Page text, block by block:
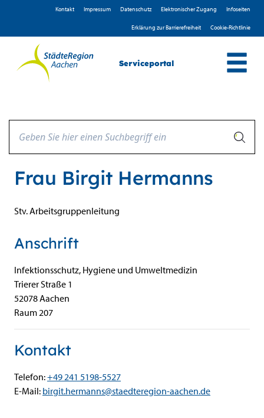
Zum Hauptinhalt springen
Zum Hauptinhalt
Kontakt Impressum D­atenschutz Elektronischer Zugang Infoseiten
Erklärung zur Barrierefreiheit Cookie-Richtlinie
Serviceportal
Frau Birgit Hermanns
Stv. Arbeitsgruppenleitung
Anschrift
Infektionsschutz, Hygiene und Umweltmedizin
Trierer Straße 1
52078Aachen
Raum 207
Kontakt
Telefon:+49 241 5198-5527
E-Mail: birgit.hermanns@staedteregion-aachen.de